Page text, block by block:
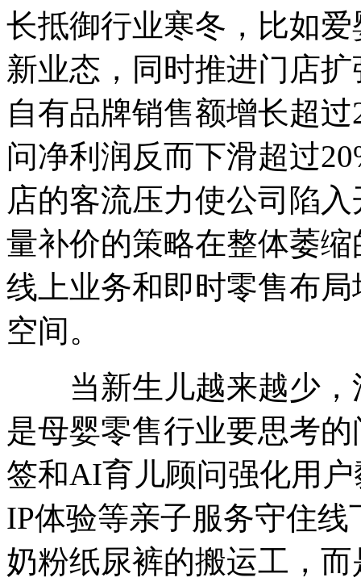
长抵御行业寒冬，比如
新业态，同时推进门店
自有品牌销售额增长超
问净利润反而下滑超过
店的客流压力使公司陷
量补价的策略在整体萎
线上业务和即时零售布
空间。
当新生儿越来越少，
是母婴零售行业要思考
签和AI育儿顾问强化用
IP体验等亲子服务守住
奶粉纸尿裤的搬运工，